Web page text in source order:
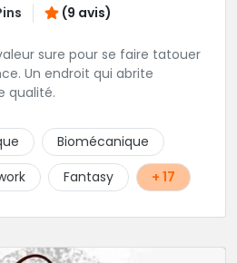
(9 avis)
sure pour se faire tatouer
Un endroit qui abrite
qualité.
Biomécanique
Fantasy + 17